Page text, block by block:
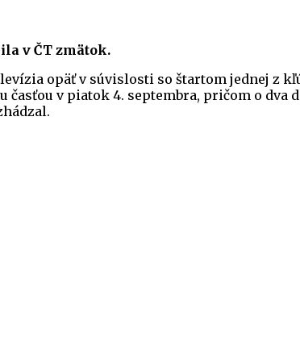
v ČT zmätok.
opäť v súvislosti so štartom jednej z
v piatok 4. septembra, pričom o